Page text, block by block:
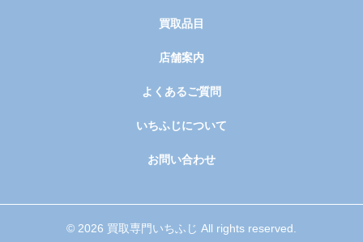
買取品目
店舗案内
よくあるご質問
いちふじについて
お問い合わせ
© 2026 買取専門いちふじ All rights reserved.